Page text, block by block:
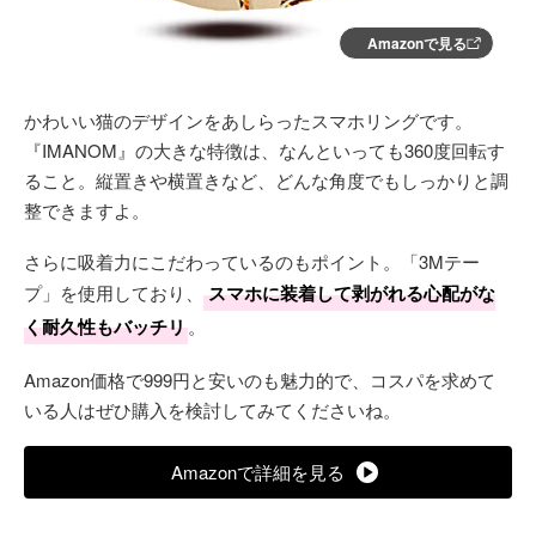
Amazonで見る
かわいい猫のデザインをあしらったスマホリングです。
『IMANOM』の大きな特徴は、なんといっても360度回転す
ること。縦置きや横置きなど、どんな角度でもしっかりと調
整できますよ。
さらに吸着力にこだわっているのもポイント。「3Mテー
プ」を使用しており、
スマホに装着して剥がれる心配がな
く耐久性もバッチリ。
Amazon価格で999円と安いのも魅力的で、コスパを求めて
いる人はぜひ購入を検討してみてくださいね。
Amazonで詳細を見る